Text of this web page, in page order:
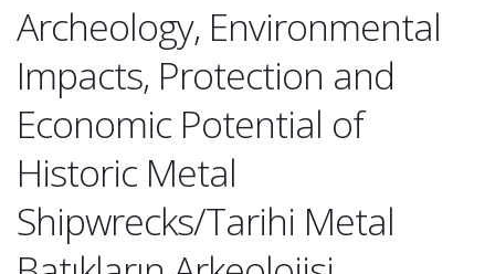
Archeology, Environmental
Impacts, Protection and
Economic Potential of
Historic Metal
Shipwrecks/Tarihi Metal